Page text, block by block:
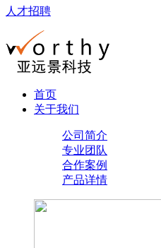
人才招聘
首页
关于我们
公司简介
专业团队
合作案例
产品详情